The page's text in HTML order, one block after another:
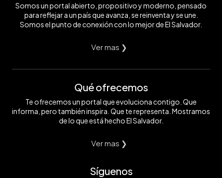
Somos un portal abierto, propositivo y moderno, pensado
para reflejar a un país que avanza, se reinventa y se une.
Somos el punto de conexión con lo mejor de El Salvador.
Ver mas ❯
Qué ofrecemos
Te ofrecemos un portal que evoluciona contigo. Que
informa, pero también inspira. Que te representa. Mostramos
de lo que está hecho El Salvador.
Ver mas ❯
Síguenos